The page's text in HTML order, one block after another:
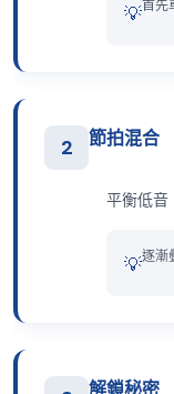
💡首先
2 節拍混合
平衡低音
💡逐漸
解鎖秘密